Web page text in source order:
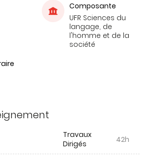
Composante
UFR Sciences du
langage, de
l'homme et de la
société
Travaux
Dirigés
42h